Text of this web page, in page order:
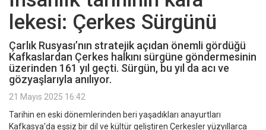
lekesi: Çerkes Sürgünü
Çarlık Rusyası’nın stratejik açıdan önemli gördüğü
Kafkaslardan Çerkes halkını sürgüne göndermesinin
üzerinden 161 yıl geçti. Sürgün, bu yıl da acı ve
gözyaşlarıyla anılıyor.
21 Mayıs 2025 16:42
Tarihin en eski dönemlerinden beri yaşadıkları anayurtları
Kafkasya'da eşsiz bir dil ve kültür geliştiren Çerkesler yüzyıllarca